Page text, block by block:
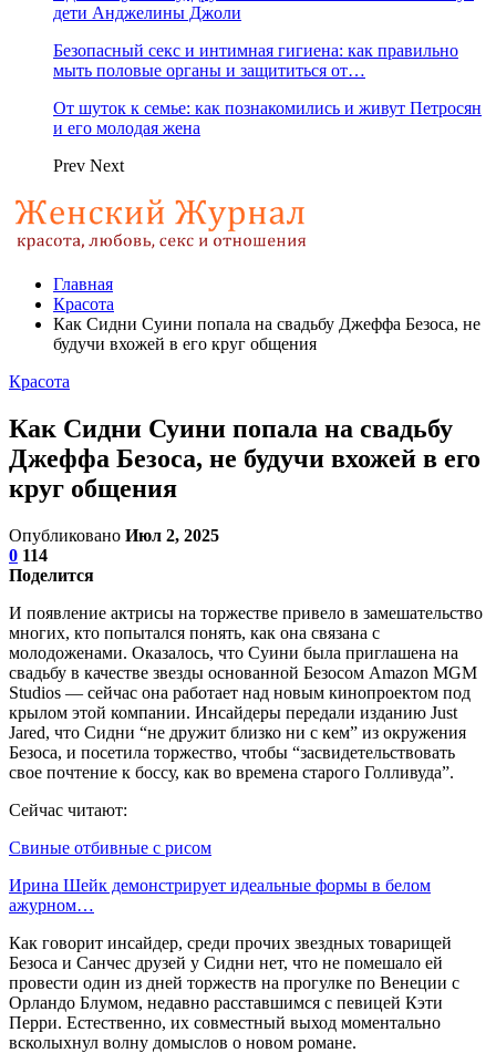
дети Анджелины Джоли
Безопасный секс и интимная гигиена: как правильно
мыть половые органы и защититься от…
От шуток к семье: как познакомились и живут Петросян
и его молодая жена
Prev Next
Главная
Красота
Как Сидни Суини попала на свадьбу Джеффа Безоса, не
будучи вхожей в его круг общения
Красота
Как Сидни Суини попала на свадьбу
Джеффа Безоса, не будучи вхожей в его
круг общения
Опубликовано Июл 2, 2025
0 114
Поделится
И появление актрисы на торжестве привело в замешательство
многих, кто попытался понять, как она связана с
молодоженами. Оказалось, что Суини была приглашена на
свадьбу в качестве звезды основанной Безосом Amazon MGM
Studios — сейчас она работает над новым кинопроектом под
крылом этой компании. Инсайдеры передали изданию Just
Jared, что Сидни “не дружит близко ни с кем” из окружения
Безоса, и посетила торжество, чтобы “засвидетельствовать
свое почтение к боссу, как во времена старого Голливуда”.
Сейчас читают:
Свиные отбивные с рисом
Ирина Шейк демонстрирует идеальные формы в белом
ажурном…
Как говорит инсайдер, среди прочих звездных товарищей
Безоса и Санчес друзей у Сидни нет, что не помешало ей
провести один из дней торжеств на прогулке по Венеции с
Орландо Блумом, недавно расставшимся с певицей Кэти
Перри. Естественно, их совместный выход моментально
всколыхнул волну домыслов о новом романе.